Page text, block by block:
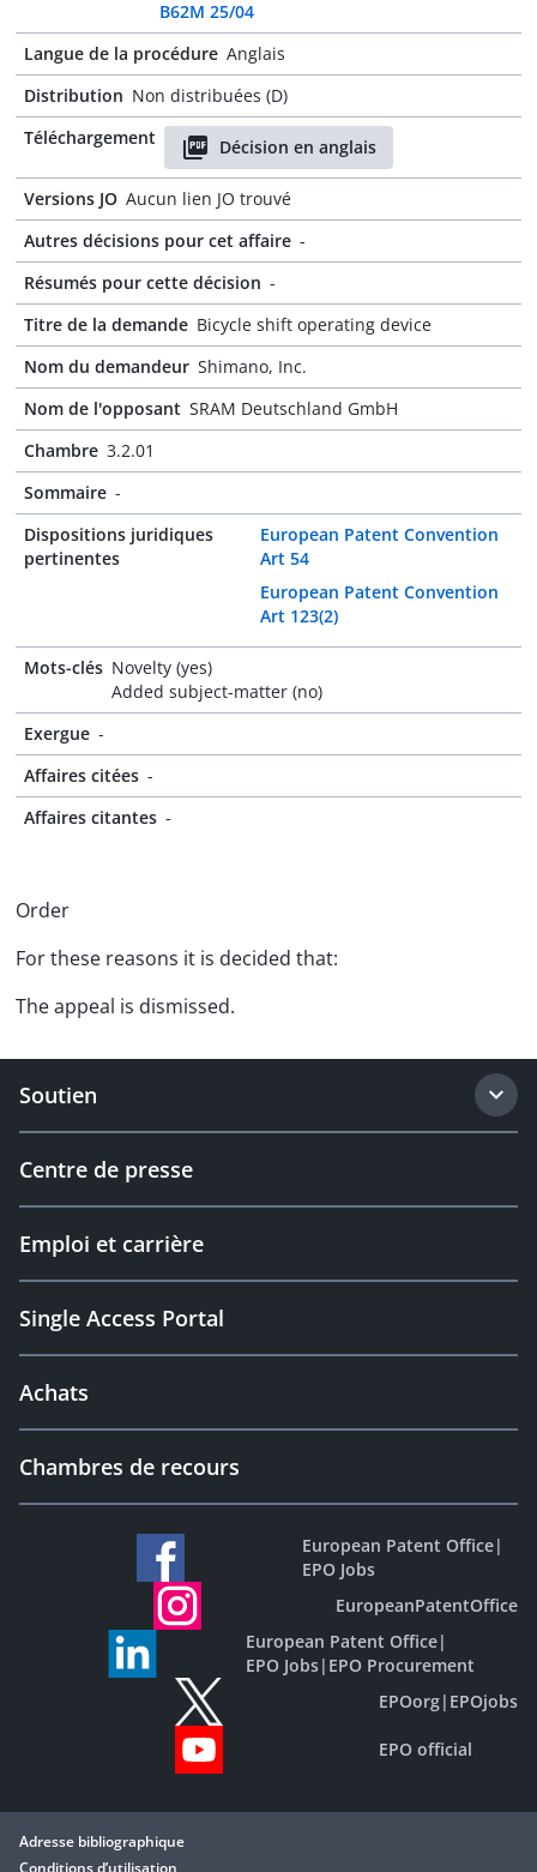
B62M 25/04
Langue de la procédure Anglais
Distribution Non distribuées (D)
Téléchargement
Décision en anglais
Versions JO Aucun lien JO trouvé
Autres décisions pour cet affaire -
Résumés pour cette décision -
Titre de la demande Bicycle shift operating device
Nom du demandeur Shimano, Inc.
Nom de l'opposant SRAM Deutschland GmbH
Chambre 3.2.01
Sommaire -
Dispositions juridiques
pertinentes
European Patent Convention
Art 54
European Patent Convention
Art 123(2)
Mots-clés Novelty (yes)
Added subject-matter (no)
Exergue -
Affaires citées -
Affaires citantes -
Order
For these reasons it is decided that:
The appeal is dismissed.
Soutien
Centre de presse
Emploi et carrière
Single Access Portal
Achats
Chambres de recours
European Patent Office|
EPO Jobs
EuropeanPatentOffice
European Patent Office|
EPO Jobs| EPO Procurement
EPOorg| EPOjobs
EPO official
Adresse bibliographique
Conditions d’utilisation